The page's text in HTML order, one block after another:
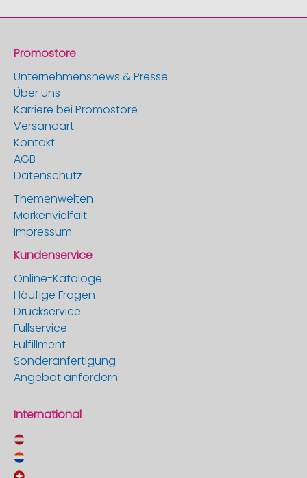
Promostore
Unternehmensnews & Presse
Über uns
Karriere bei Promostore
Versandart
Kontakt
AGB
Datenschutz
Themenwelten
Markenvielfalt
Impressum
Kundenservice
Online-Kataloge
Häufige Fragen
Druckservice
Fullservice
Fulfillment
Sonderanfertigung
Angebot anfordern
International